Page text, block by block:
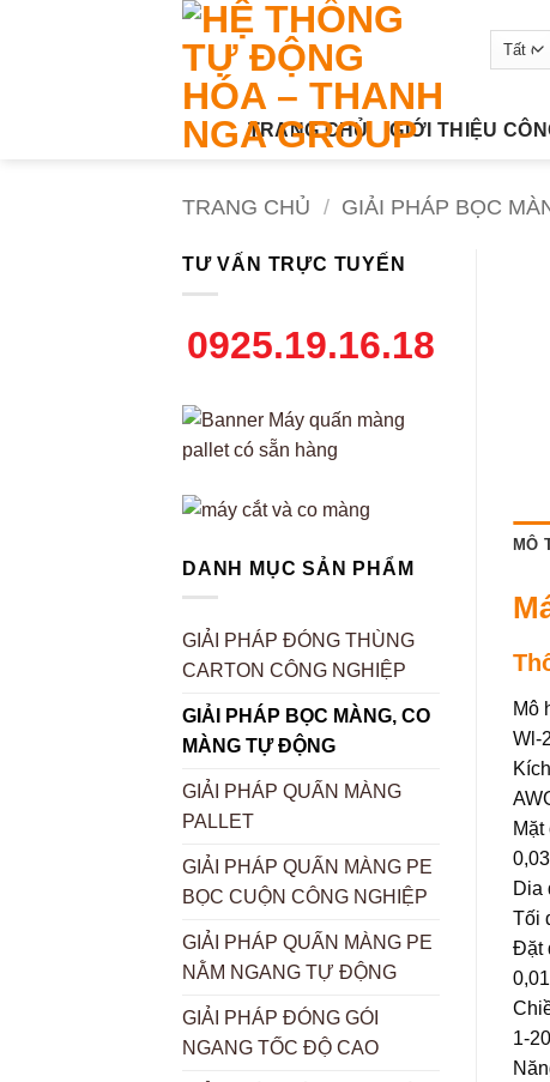
TRANG CHỦ GIỚI THIỆU
TRANG CHỦ / GIẢI PHÁP BỌC
TƯ VẤN TRỰC TUYẾN
0925.19.16.18
DANH MỤC SẢN PHẨM
GIẢI PHÁP ĐÓNG THÙNG
CARTON CÔNG NGHIỆP
GIẢI PHÁP BỌC MÀNG, CO
MÀNG TỰ ĐỘNG
GIẢI PHÁP QUẤN MÀNG
PALLET
GIẢI PHÁP QUẤN MÀNG PE
BỌC CUỘN CÔNG NGHIỆP
GIẢI PHÁP QUẤN MÀNG PE
NẰM NGANG TỰ ĐỘNG
GIẢI PHÁP ĐÓNG GÓI
NGANG TỐC ĐỘ CAO
MÔ
Mô
Wl-
Mặt
Dia
Tối
Đặt
1-